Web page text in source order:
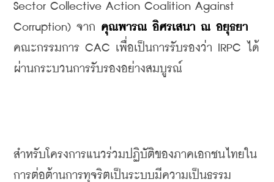
Sector Collective Action Coalition Against
Corruption) จาก คุณพารณ อิศรเสนา ณ อยุธยา
คณะกรรมการ CAC เพื่อเป็นการรับรองว่า IRPC ได้
ผ่านกระบวนการรับรองอย่างสมบูรณ์
สำหรับโครงการแนวร่วมปฏิบัติของภาคเอกชนไทยใน
การต่อต้านการทุจริตเป็นระบบมีความเป็นธรรม